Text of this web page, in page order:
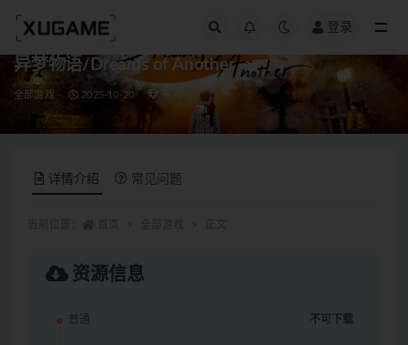
登录
异梦物语/Dreams of Another
全部游戏 2025-10-20 专属
详情介绍 常见问题
资源信息
普通 不可下载